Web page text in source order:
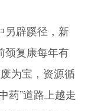
另辟蹊径，新
颈复康每年有
为宝，资源循
药”道路上越走